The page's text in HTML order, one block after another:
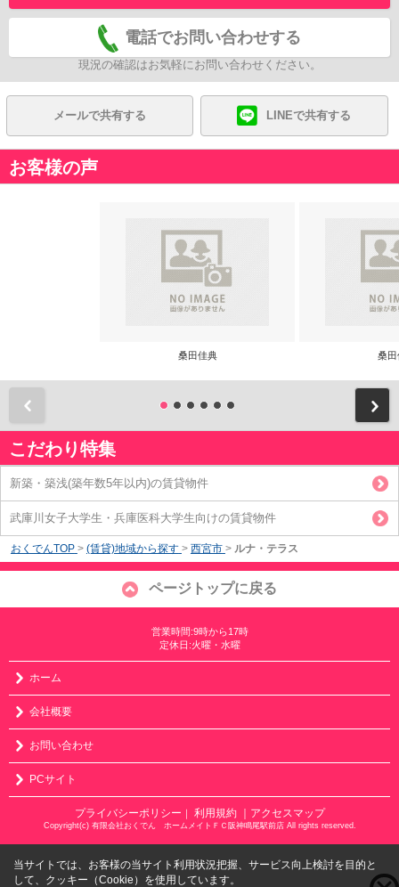
電話でお問い合わせする
現況の確認はお気軽にお問い合わせください。
メールで共有する LINEで共有する
お客様の声
桑田佳典 桑田
こだわり特集
新築・築浅(築年数5年以内)の賃貸物件
武庫川女子大学生・兵庫医科大学生向けの賃貸物件
おくでんTOP > (賃貸)地域から探す > 西宮市 > ルナ・テラス
ページトップに戻る
営業時間:9時から17時
定休日:火曜・水曜
ホーム
会社概要
お問い合わせ
PCサイト
プライバシーポリシー 利用規約 ｜アクセスマップ
Copyright(c) 有限会社おくでん ホームメイトＦＣ阪神鳴尾駅前店 All rights reserved.
当サイトでは、お客様の当サイト利用状況把握、サービス向上検討を目的と
して、クッキー（Cookie）を使用しています。